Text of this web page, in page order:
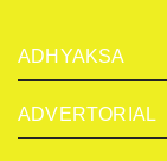
ADHYAKSA
ADVERTORIAL